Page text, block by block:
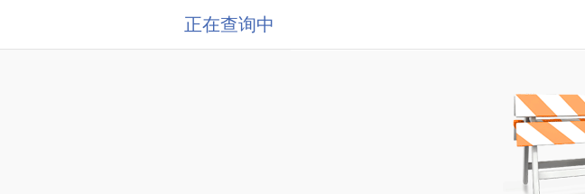
正在查询中